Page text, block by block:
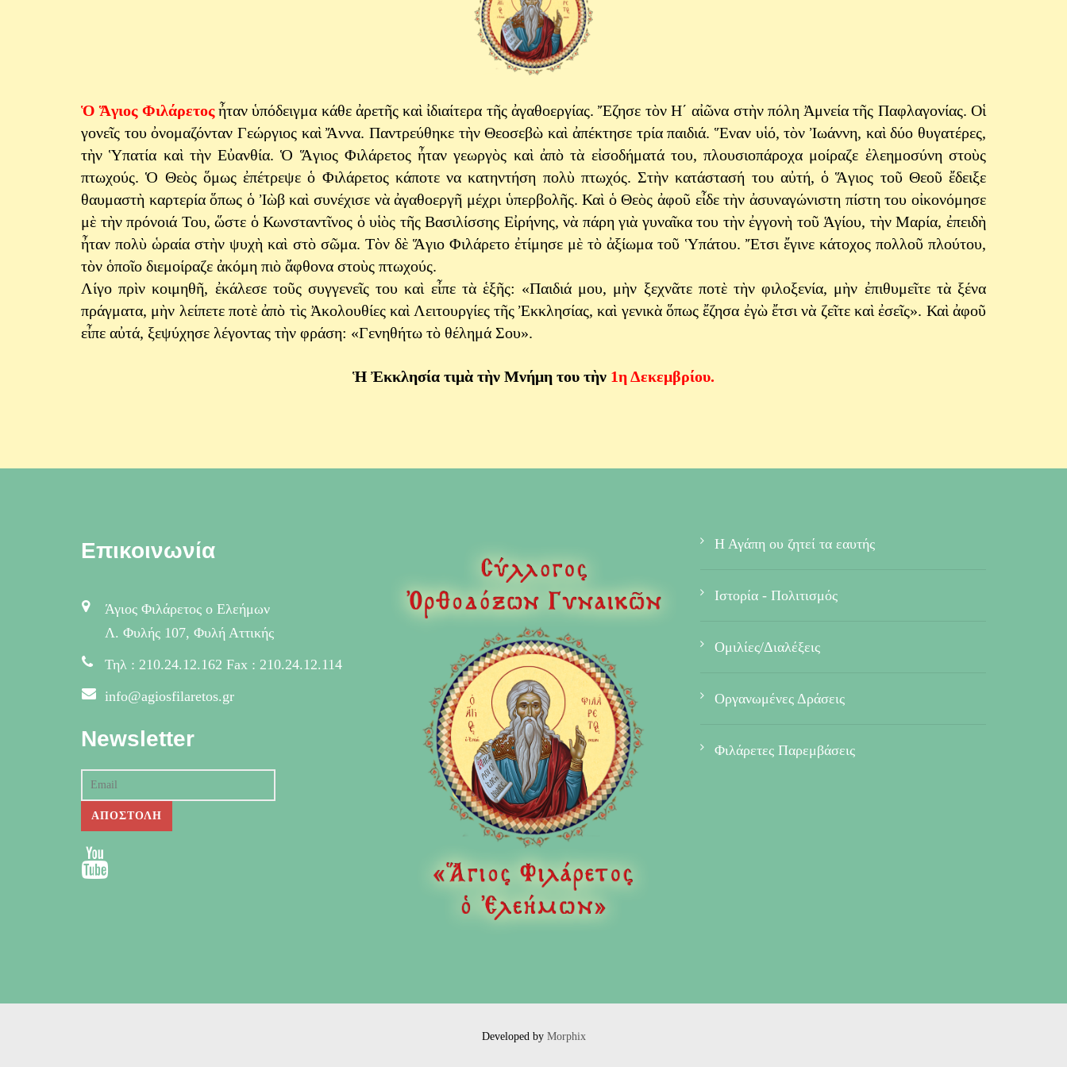
Ὁ Ἅγιος Φιλάρετοςἦταν ὑπόδειγμα κάθε ἀρετῆς καὶ ἰδιαίτερα τῆς ἀγαθοεργίας. Ἔζησε τὸν Η΄ αἰῶνα στὴν πόλη Ἀμνεία τῆς Παφλαγονίας. Οἱ
γονεῖς του ὀνομαζόνταν Γεώργιος καὶ Ἄννα. Παντρεύθηκε τὴν Θεοσεβὼ καὶ ἀπέκτησε τρία παιδιά. Ἕναν υἱό, τὸν Ἰωάννη, καὶ δύο θυγατέρες,
τὴν Ὑπατία καὶ τὴν Εὐανθία. Ὁ Ἅγιος Φιλάρετος ἦταν γεωργὸς καὶ ἀπὸ τὰ εἰσοδήματά του, πλουσιοπάροχα μοίραζε ἐλεημοσύνη στοὺς
πτωχούς. Ὁ Θεὸς ὅμως ἐπέτρεψε ὁ Φιλάρετος κάποτε να κατηντήση πολὺ πτωχός. Στὴν κατάστασή του αὐτή, ὁ Ἅγιος τοῦ Θεοῦ ἔδειξε
θαυμαστὴ καρτερία ὅπως ὁ Ἰὼβ καὶ συνέχισε νὰ ἀγαθοεργῆ μέχρι ὑπερβολῆς. Καὶ ὁ Θεὸς ἀφοῦ εἶδε τὴν ἀσυναγώνιστη πίστη του οἰκονόμησε
μὲ τὴν πρόνοιά Του, ὥστε ὁ Κωνσταντῖνος ὁ υἱὸς τῆς Βασιλίσσης Εἰρήνης, νὰ πάρη γιὰ γυναῖκα του τὴν ἐγγονὴ τοῦ Ἁγίου, τὴν Μαρία, ἐπειδὴ
ἦταν πολὺ ὡραία στὴν ψυχὴ καὶ στὸ σῶμα. Τὸν δὲ Ἅγιο Φιλάρετο ἐτίμησε μὲ τὸ ἀξίωμα τοῦ Ὑπάτου. Ἔτσι ἔγινε κάτοχος πολλοῦ πλούτου,
τὸν ὁποῖο διεμοίραζε ἀκόμη πιὸ ἄφθονα στοὺς πτωχούς.
Λίγο πρὶν κοιμηθῆ, ἐκάλεσε τοῦς συγγενεῖς του καὶ εἶπε τὰ ἑξῆς: «Παιδιά μου, μὴν ξεχνᾶτε ποτὲ τὴν φιλοξενία, μὴν ἐπιθυμεῖτε τὰ ξένα
πράγματα, μὴν λείπετε ποτὲ ἀπὸ τὶς Ἀκολουθίες καὶ Λειτουργίες τῆς Ἐκκλησίας, καὶ γενικὰ ὅπως ἔζησα ἐγὼ ἔτσι νὰ ζεῖτε καὶ ἐσεῖς». Καὶ ἀφοῦ
εἶπε αὐτά, ξεψύχησε λέγοντας τὴν φράση: «Γενηθήτω τὸ θέλημά Σου».
Ἡ Ἐκκλησία τιμὰ τὴν Μνήμη του τὴν 1η Δεκεμβρίου.
Επικοινωνία
Άγιος Φιλάρετος ο Ελεήμων
Λ. Φυλής 107, Φυλή Αττικής
Τηλ : 210.24.12.162 Fax : 210.24.12.114
info@agiosfilaretos.gr
Newsletter
Η Αγάπη ου ζητεί τα εαυτής
Ιστορία - Πολιτισμός
Ομιλίες/Διαλέξεις
Οργανωμένες Δράσεις
Φιλάρετες Παρεμβάσεις
Developed by Morphix